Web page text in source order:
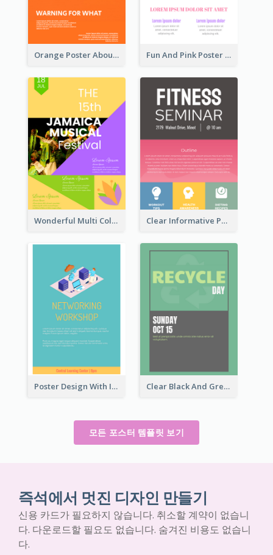
Orange Poster About Alarm And Warning Fun And Pink Poster Introducing Skin Care Products
Wonderful Multi Colour Poster About Jamaica Musical Festival Clear Informative Poster Of Seminar
Poster Design With Isometric Illustration Of Network Clear Black And Green Event Poster
모든 포스터 템플릿 보기
즉석에서 멋진 디자인 만들기
신용 카드가 필요하지 않습니다. 취소할 계약이 없습니
다. 다운로드할 필요도 없습니다. 숨겨진 비용도 없습니
다.